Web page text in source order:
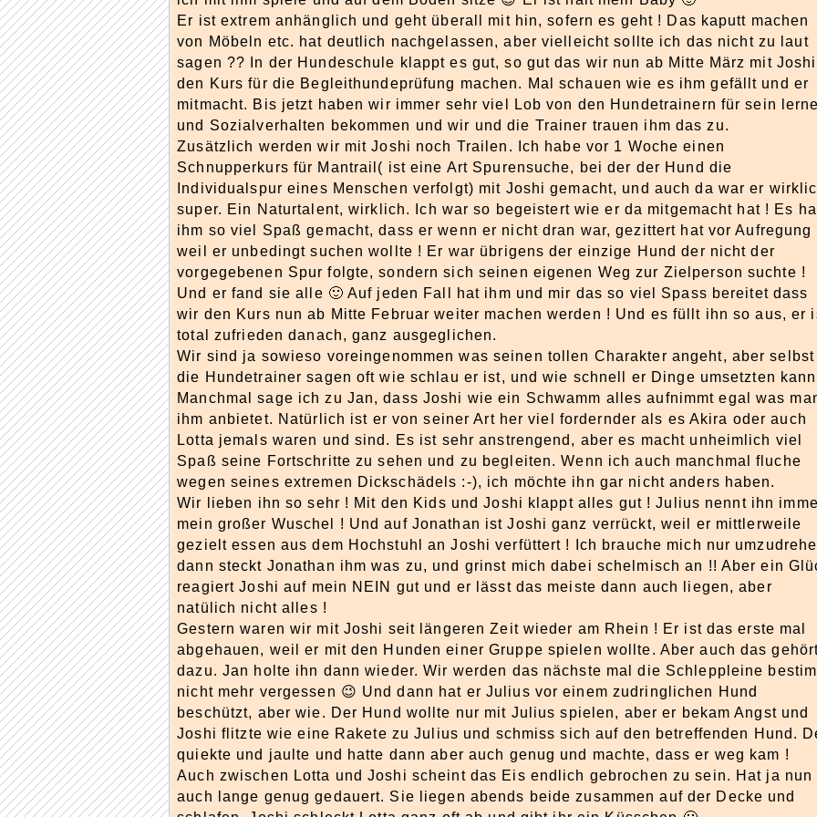
Er ist extrem anhänglich und geht überall mit hin, sofern es geht ! Das kaputt machen
von Möbeln etc. hat deutlich nachgelassen, aber vielleicht sollte ich das nicht zu laut
sagen ?? In der Hundeschule klappt es gut, so gut das wir nun ab Mitte März mit Joshi
den Kurs für die Begleithundeprüfung machen. Mal schauen wie es ihm gefällt und er
mitmacht. Bis jetzt haben wir immer sehr viel Lob von den Hundetrainern für sein
und Sozialverhalten bekommen und wir und die Trainer trauen ihm das zu.
Zusätzlich werden wir mit Joshi noch Trailen. Ich habe vor 1 Woche einen
Schnupperkurs für Mantrail( ist eine Art Spurensuche, bei der der Hund die
Individualspur eines Menschen verfolgt) mit Joshi gemacht, und auch da war er
super. Ein Naturtalent, wirklich. Ich war so begeistert wie er da mitgemacht hat ! Es
ihm so viel Spaß gemacht, dass er wenn er nicht dran war, gezittert hat vor Aufregung
weil er unbedingt suchen wollte ! Er war übrigens der einzige Hund der nicht der
vorgegebenen Spur folgte, sondern sich seinen eigenen Weg zur Zielperson suchte !
Und er fand sie alle 🙂 Auf jeden Fall hat ihm und mir das so viel Spass bereitet dass
wir den Kurs nun ab Mitte Februar weiter machen werden ! Und es füllt ihn so aus, er
total zufrieden danach, ganz ausgeglichen.
Wir sind ja sowieso voreingenommen was seinen tollen Charakter angeht, aber selbst
die Hundetrainer sagen oft wie schlau er ist, und wie schnell er Dinge umsetzten
Manchmal sage ich zu Jan, dass Joshi wie ein Schwamm alles aufnimmt egal was
ihm anbietet. Natürlich ist er von seiner Art her viel fordernder als es Akira oder auch
Lotta jemals waren und sind. Es ist sehr anstrengend, aber es macht unheimlich viel
Spaß seine Fortschritte zu sehen und zu begleiten. Wenn ich auch manchmal fluche
wegen seines extremen Dickschädels :-), ich möchte ihn gar nicht anders haben.
Wir lieben ihn so sehr ! Mit den Kids und Joshi klappt alles gut ! Julius nennt ihn
mein großer Wuschel ! Und auf Jonathan ist Joshi ganz verrückt, weil er mittlerweile
gezielt essen aus dem Hochstuhl an Joshi verfüttert ! Ich brauche mich nur
dann steckt Jonathan ihm was zu, und grinst mich dabei schelmisch an !! Aber ein
reagiert Joshi auf mein NEIN gut und er lässt das meiste dann auch liegen, aber
natülich nicht alles !
Gestern waren wir mit Joshi seit längeren Zeit wieder am Rhein ! Er ist das erste mal
abgehauen, weil er mit den Hunden einer Gruppe spielen wollte. Aber auch das
dazu. Jan holte ihn dann wieder. Wir werden das nächste mal die Schleppleine
nicht mehr vergessen 😉 Und dann hat er Julius vor einem zudringlichen Hund
beschützt, aber wie. Der Hund wollte nur mit Julius spielen, aber er bekam Angst und
Joshi flitzte wie eine Rakete zu Julius und schmiss sich auf den betreffenden Hund.
quiekte und jaulte und hatte dann aber auch genug und machte, dass er weg kam !
Auch zwischen Lotta und Joshi scheint das Eis endlich gebrochen zu sein. Hat ja nun
auch lange genug gedauert. Sie liegen abends beide zusammen auf der Decke und